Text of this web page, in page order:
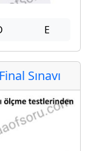
E
Sınavı